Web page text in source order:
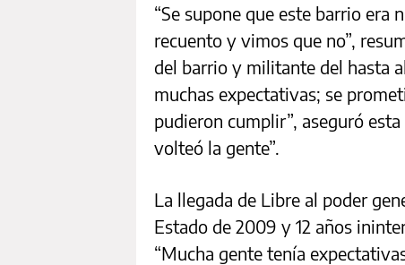
“Se supone que este barrio era
recuento y vimos que no”,
del barrio y militante del hasta
muchas expectativas; se
pudieron cumplir”, aseguró
volteó la gente”.
La llegada de Libre al poder
Estado de 2009 y 12 años
“Mucha gente tenía